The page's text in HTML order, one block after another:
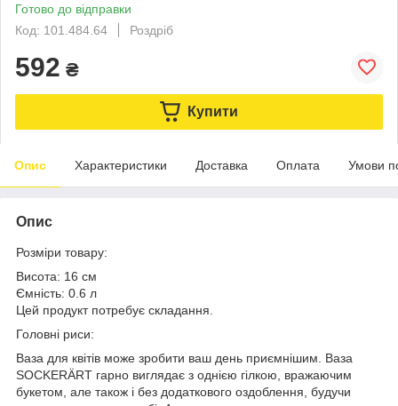
Готово до відправки
Код: 101.484.64
Роздріб
592 ₴
Купити
Опис Характеристики Доставка Оплата Умови
Опис
Розміри товару:
Висота: 16 см
Ємність: 0.6 л
Цей продукт потребує складання.
Головні риси:
Ваза для квітів може зробити ваш день приємнішим. Ваза
SOCKERÄRT гарно виглядає з однією гілкою, вражаючим
букетом, але також і без додаткового оздоблення, будучи